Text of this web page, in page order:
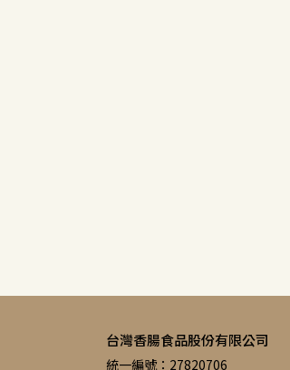
台灣香腸食品股份有限公司
統一編號：27820706